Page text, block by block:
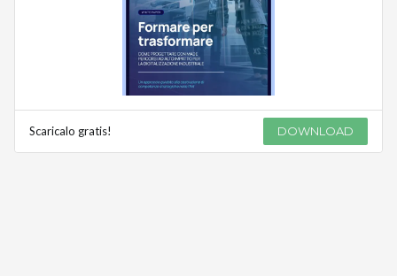
Scaricalo gratis! DOWNLOAD